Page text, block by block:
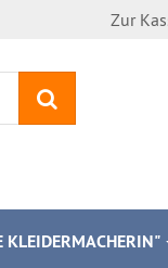
Zur
KLEIDERMACHERIN"